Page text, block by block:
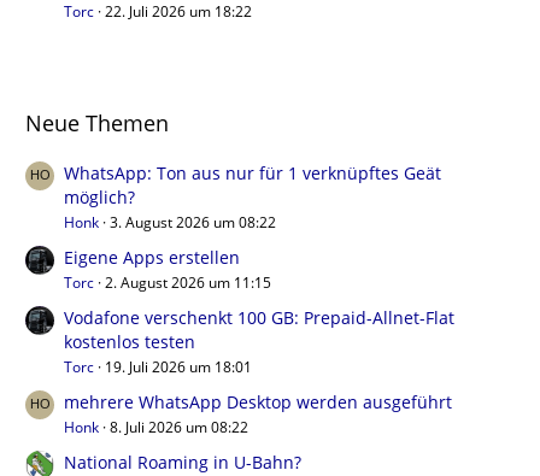
Torc 22. Juli 2026 um 18:22
Neue Themen
WhatsApp: Ton aus nur für 1 verknüpftes Geät
möglich?
Honk 3. August 2026 um 08:22
Eigene Apps erstellen
Torc 2. August 2026 um 11:15
Vodafone verschenkt 100 GB: Prepaid-Allnet-Flat
kostenlos testen
Torc 19. Juli 2026 um 18:01
mehrere WhatsApp Desktop werden ausgeführt
Honk 8. Juli 2026 um 08:22
National Roaming in U-Bahn?